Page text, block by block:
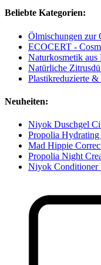
Beliebte Kategorien:
Ölmischungen zur
ECOCERT -
Naturkosmetik aus
Natürliche
Plastikreduzierte
Neuheiten:
Niyok Duschgel
Propolia Hydrating
Mad Hippie
Propolia Night
Niyok